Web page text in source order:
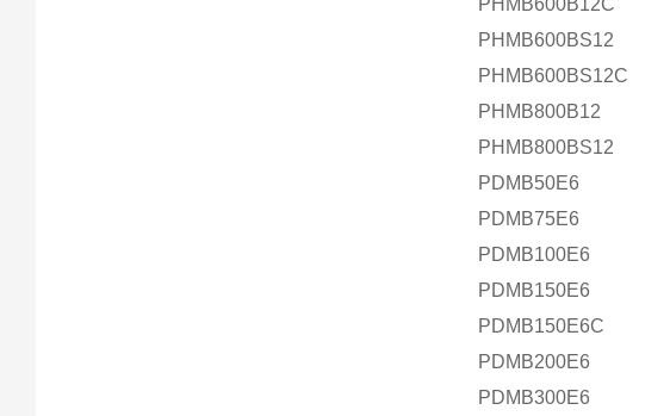
PHMB600B12C
PHMB600BS12
PHMB600BS12C
PHMB800B12
PHMB800BS12
PDMB50E6
PDMB75E6
PDMB100E6
PDMB150E6
PDMB150E6C
PDMB200E6
PDMB300E6